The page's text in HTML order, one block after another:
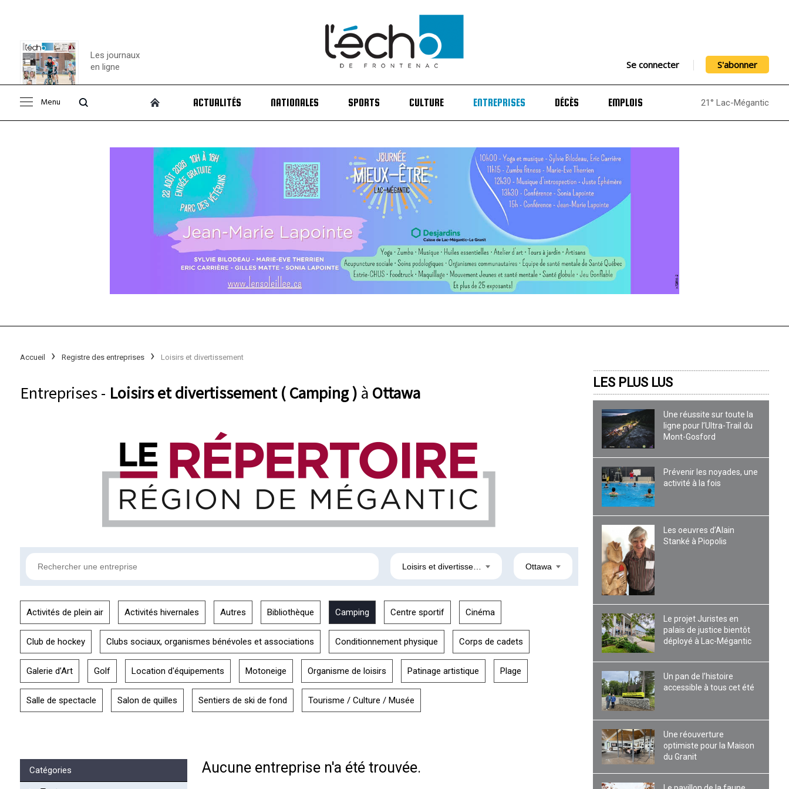
Consulter le
Les journaux
en ligne
Se connecter S'abonner
Menu ACTUALITÉS NATIONALES SPORTS CULTURE ENTREPRISES DÉCÈS EMPLOIS 21° Lac-Mégantic
Accueil Registre des entreprises Loisirs et divertissement
Entreprises - Loisirs et divertissement ( Camping ) à Ottawa
Ottawa
Activités de plein air Activités hivernales Autres Bibliothèque Camping Centre sportif Cinéma
Club de hockey Clubs sociaux, organismes bénévoles et associations Conditionnement physique Corps de cadets
Galerie d’Art Golf Location d'équipements Motoneige Organisme de loisirs Patinage artistique Plage
Salle de spectacle Salon de quilles Sentiers de ski de fond Tourisme / Culture / Musée
Catégories Aucune entreprise n'a été trouvée.
LES PLUS LUS
Une réussite sur toute la
ligne pour l’Ultra-Trail du
Mont-Gosford
Prévenir les noyades, une
activité à la fois
Les oeuvres d’Alain
Stanké à Piopolis
Le projet Juristes en
palais de justice bientôt
déployé à Lac-Mégantic
Un pan de l’histoire
accessible à tous cet été
Une réouverture
optimiste pour la Maison
du Granit